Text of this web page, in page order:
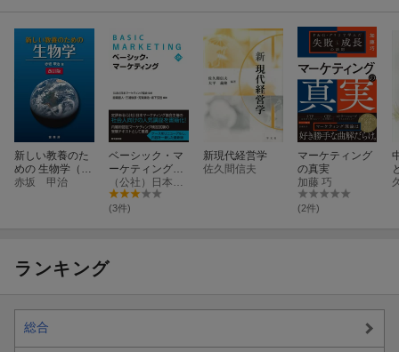
新しい教養のた
めの 生物学（改
訂版）
赤坂 甲治
ベーシック・マ
ーケティング
（第2版）
(3件)
新現代経営学
佐久間信夫
マーケティング
の真実
加藤 巧
(2件)
ランキング
総合